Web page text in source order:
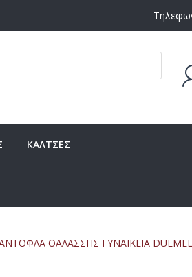
ΚΑΛΤΣΕΣ
ΘΑΛΑΣΣΗΣ ΓΥΝΑΙΚΕΙΑ